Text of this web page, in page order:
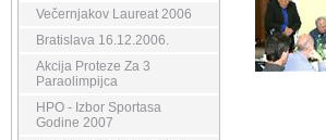
Večernjakov Laureat 2006
Bratislava 16.12.2006.
Akcija Proteze Za 3
Paraolimpijca
HPO - Izbor Sportasa
Godine 2007